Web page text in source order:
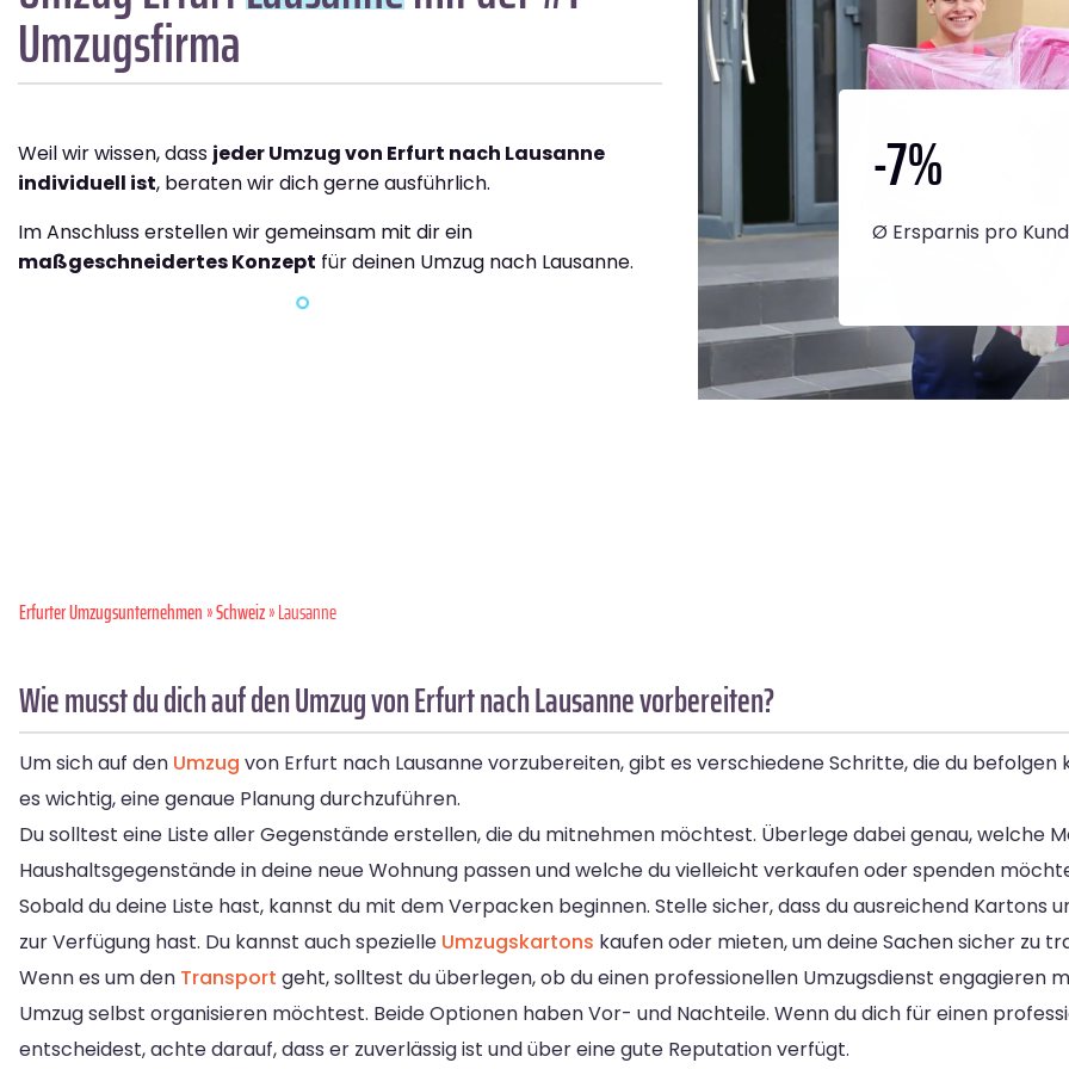
Umzugsfirma
Weil wir wissen, dass jeder Umzug von Erfurt nach Lausanne
individuell ist, beraten wir dich gerne ausführlich.
Im Anschluss erstellen wir gemeinsam mit dir ein
maßgeschneidertes Konzept für deinen Umzug nach Lausanne.
-7%
Ø Ersparnis pro
Erfurter Umzugsunternehmen»Schweiz» Lausanne
Wie musst du dich auf den Umzug von Erfurt nach Lausanne vorbereiten?
Um sich auf den Umzug von Erfurt nach Lausanne vorzubereiten, gibt es verschiedene Schritte, die du befolgen
es wichtig, eine genaue Planung durchzuführen.
Du solltest eine Liste aller Gegenstände erstellen, die du mitnehmen möchtest. Überlege dabei genau, welche
Haushaltsgegenstände in deine neue Wohnung passen und welche du vielleicht verkaufen oder spenden
Sobald du deine Liste hast, kannst du mit dem Verpacken beginnen. Stelle sicher, dass du ausreichend Kartons
zur Verfügung hast. Du kannst auch spezielle Umzugskartons kaufen oder mieten, um deine Sachen sicher zu
Wenn es um den Transport geht, solltest du überlegen, ob du einen professionellen Umzugsdienst engagieren
Umzug selbst organisieren möchtest. Beide Optionen haben Vor- und Nachteile. Wenn du dich für einen
entscheidest, achte darauf, dass er zuverlässig ist und über eine gute Reputation verfügt.